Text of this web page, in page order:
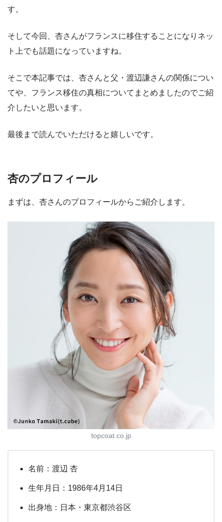
す。
そして今回、杏さんがフランスに移住することになりネッ
ト上でも話題になっていますね。
そこで本記事では、杏さんと父・渡辺謙さんの関係につい
てや、フランス移住の真相についてまとめましたのでご紹
介したいと思います。
最後まで読んでいただけると嬉しいです。
杏のプロフィール
まずは、杏さんのプロフィールからご紹介します。
topcoat.co.jp
名前：渡辺 杏
生年月日：1986年4月14日
出身地：日本・東京都渋谷区